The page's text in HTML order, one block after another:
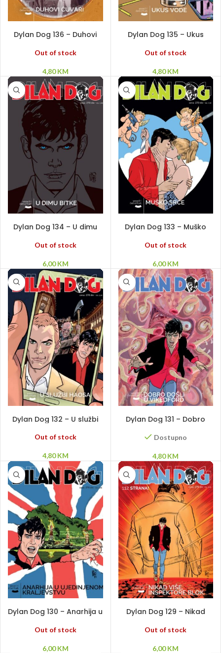
Dylan Dog 136 – Duhovi
Out of stock
4,80KM
Dylan Dog 135 – Ukus
Out of stock
4,80KM
Dylan Dog 134 – U dimu
bitke
Out of stock
6,00KM
Dylan Dog 133 – Muško
srce
Out of stock
6,00KM
Dylan Dog 132 – U službi
Out of stock
4,80KM
Dylan Dog 131 – Dobro
Dostupno
4,80KM
Dylan Dog 130 – Anarhija u
Out of stock
6,00KM
Dylan Dog 129 – Nikad
Out of stock
6,00KM